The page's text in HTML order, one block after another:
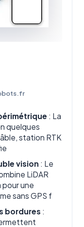
: La
quelques
station RTK
vision : Le
LiDAR
pour une
sans GPS f
bordures :